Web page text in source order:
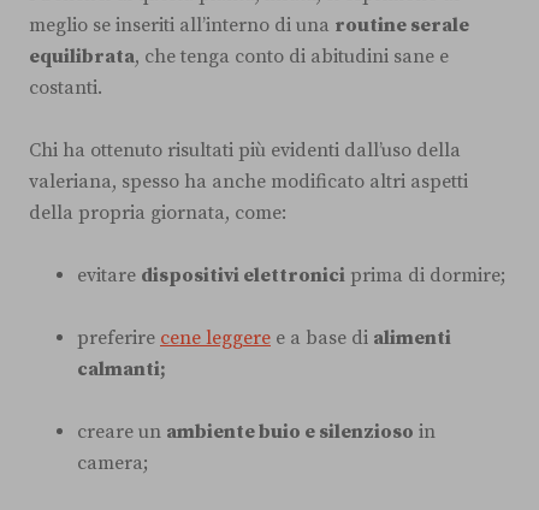
meglio se inseriti all’interno di una routine serale
equilibrata, che tenga conto di abitudini sane e
costanti.
Chi ha ottenuto risultati più evidenti dall’uso della
valeriana, spesso ha anche modificato altri aspetti
della propria giornata, come:
evitare dispositivi elettronici prima di dormire;
preferire cene leggere e a base di alimenti
calmanti;
creare un ambiente buio e silenzioso in
camera;